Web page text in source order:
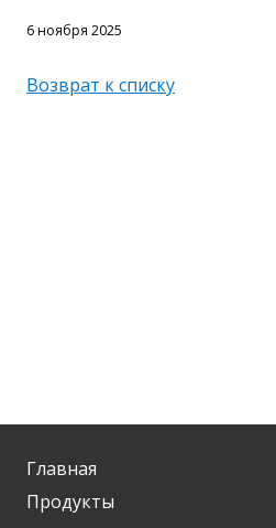
6 ноября 2025
Возврат к списку
Главная
Продукты